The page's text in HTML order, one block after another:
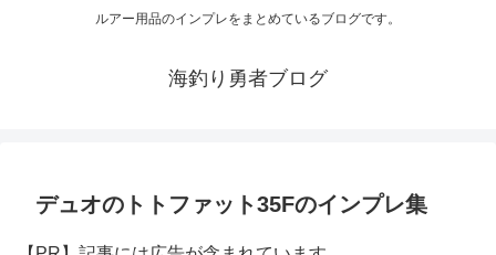
ルアー用品のインプレをまとめているブログです。
海釣り勇者ブログ
デュオのトトファット35Fのインプレ集